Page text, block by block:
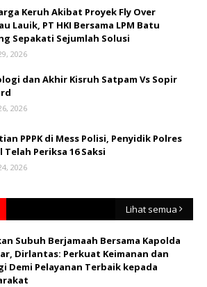
Keruh Akibat Proyek Fly Over
Lauik, PT HKI Bersama LPM Batu
Sepakati Sejumlah Solusi
2026
dan Akhir Kisruh Satpam Vs Sopir
2026
PPPK di Mess Polisi, Penyidik Polres
Telah Periksa 16 Saksi
2026
Lihat semua
Subuh Berjamaah Bersama Kapolda
Dirlantas: Perkuat Keimanan dan
Demi Pelayanan Terbaik kepada